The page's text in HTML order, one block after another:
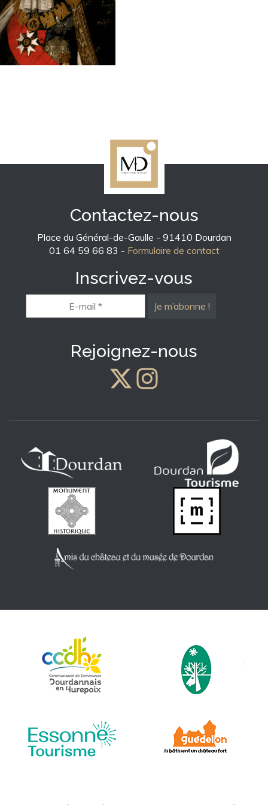
Contactez-nous
Place du Général-de-Gaulle - 91410 Dourdan
01 64 59 66 83 - Formulaire de contact
Inscrivez-vous
mail
*
Rejoignez-nous